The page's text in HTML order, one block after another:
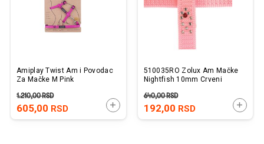
Amiplay Twist Am i Povodac
Za Mačke M Pink
605,00 RSD
1.210,00RSD
DODAJTE U KORPU
510035RO Zolux Am Mačke
Nightfish 10mm Crveni
192,00 RSD
640,00RSD